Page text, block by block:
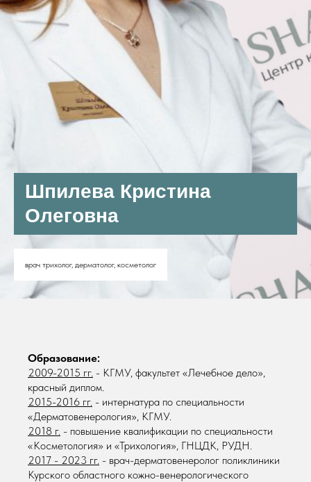
Шпилева Кристина
Олеговна
врач трихолог, дерматолог, косметолог
Образование:
2009-2015 гг. - КГМУ, факультет «Лечебное дело»,
красный диплом.
2015-2016 гг. - интернатура по специальности
«Дерматовенерология», КГМУ.
2018 г. - повышение квалификации по специальности
«Косметология» и «Трихология», ГНЦДК, РУДН.
2017 - 2023 гг. - врач-дерматовенеролог поликлиники
Курского областного кожно-венерологического